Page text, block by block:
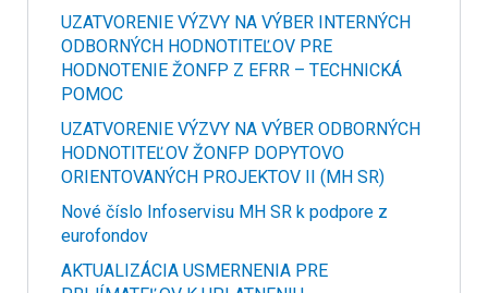
UZATVORENIE VÝZVY NA VÝBER INTERNÝCH
ODBORNÝCH HODNOTITEĽOV PRE
HODNOTENIE ŽONFP Z EFRR – TECHNICKÁ
POMOC
UZATVORENIE VÝZVY NA VÝBER ODBORNÝCH
HODNOTITEĽOV ŽONFP DOPYTOVO
ORIENTOVANÝCH PROJEKTOV II (MH SR)
Nové číslo Infoservisu MH SR k podpore z
eurofondov
AKTUALIZÁCIA USMERNENIA PRE